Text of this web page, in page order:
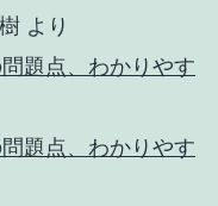
より
題点、わかりやす
題点、わかりやす